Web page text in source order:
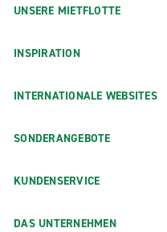
UNSERE MIETFLOTTE
INSPIRATION
INTERNATIONALE WEBSITES
SONDERANGEBOTE
KUNDENSERVICE
DAS UNTERNEHMEN